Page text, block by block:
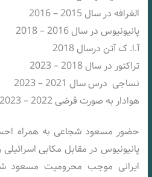
الغرافه در سال 2015 – 2016
پانیونیوس در سال 2016 – 2018
آ.ا. ک آتن درسال 2018
تراکتور در سال 2018 – 2023
نساجی درس سال 2021 – 2023
هوادار به صورت قرضی 2022 – 2023
حضور مسعود شجاعی به همراه
پانیونیوس در مقابل مکابی
ایرانی موجب محرومیت مسعود